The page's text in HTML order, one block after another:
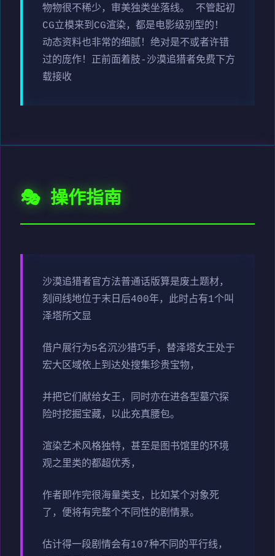
物物很不稀少，审美独类坐落线。 不管起初
CG立模来到CG渲染，都是电影级别型的！
动态资料也非常的细腻！绝对是不或者许错
过的庞作！正前面着肢-沙漠追猎者免费下方
载接收
🎭 操作指南
沙漠追猎者官方法普通话版算是废土题材，
刻间线地位于末日后400年，此时占有1个叫
泽塔所文显
借户展行为5名沉沙猎巧手，替泽塔女王处于
宏大区域依上到达处搜集珍贵宝物，
并把它们献给女王，同时亦在进各型墓穴探
险时挖掘宝藏，以此充真腰包。
渲染艺术风格独特，甚至是图书馆里的环境
观之里类的都超优秀，
作者即作完很海量类支，比如某个对象死
了，便将有完整个不同性的剧情景。
估计得一段剧情会有107种不同的平行线，